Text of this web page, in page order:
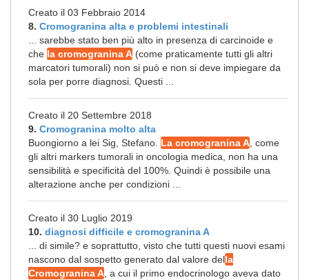
Creato il 03 Febbraio 2014
8. Cromogranina alta e problemi intestinali
... sarebbe stato ben più alto in presenza di carcinoide e
che la cromogranina A (come praticamente tutti gli altri
marcatori tumorali) non si può e non si deve impiegare da
sola per porre diagnosi. Questi ...
Creato il 20 Settembre 2018
9. Cromogranina molto alta
Buongiorno a lei Sig, Stefano. La cromogranina A , come
gli altri markers tumorali in oncologia medica, non ha una
sensibilità e specificità del 100%. Quindi è possibile una
alterazione anche per condizioni ...
Creato il 30 Luglio 2019
10. diagnosi difficile e cromogranina A
... di simile? e soprattutto, visto che tutti questi nuovi esami
nascono dal sospetto generato dal valore della
Cromogranina A , a cui il primo endocrinologo aveva dato